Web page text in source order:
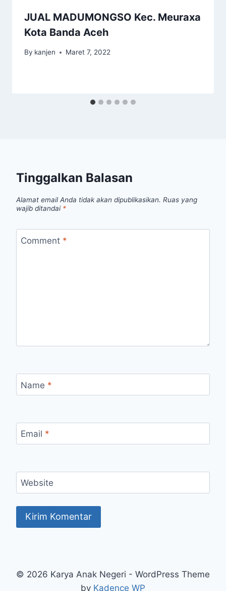
JUAL MADUMONGSO Kec. Meuraxa
Kota Banda Aceh
By kanjen Maret 7, 2022
Tinggalkan Balasan
Alamat email Anda tidak akan dipublikasikan. Ruas yang
wajib ditandai *
Comment *
Name *
Email *
Website
© 2026 Karya Anak Negeri - WordPress Theme
by Kadence WP